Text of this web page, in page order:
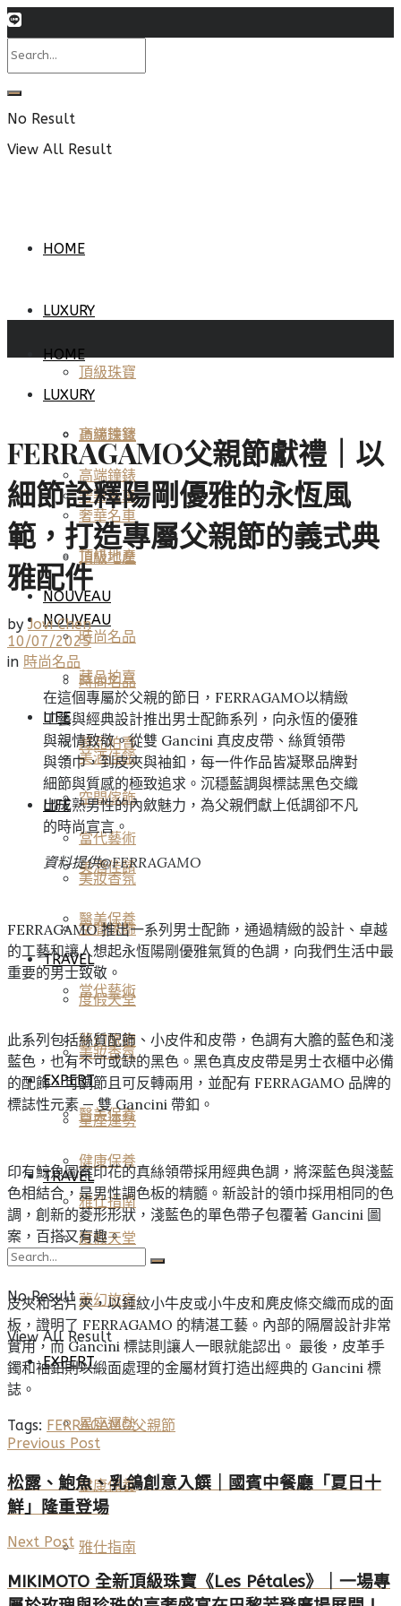
No Result
View All Result
HOME
LUXURY
頂級珠寶
高端鐘錶
奢華名車
頂級地產
NOUVEAU
時尚名品
藏品拍賣
LIFE
美酒佳餚
空間傢飾
當代藝術
美妝香氛
醫美保養
TRAVEL
度假天堂
夢幻旅宿
EXPERT
星座運勢
健康保養
雅仕指南
HOME
LUXURY
頂級珠寶
高端鐘錶
奢華名車
頂級地產
NOUVEAU
時尚名品
藏品拍賣
LIFE
美酒佳餚
空間傢飾
當代藝術
美妝香氛
醫美保養
TRAVEL
度假天堂
夢幻旅宿
EXPERT
星座運勢
健康保養
雅仕指南
No Result
View All Result
FERRAGAMO父親節獻禮｜以
細節詮釋陽剛優雅的永恆風
範，打造專屬父親節的義式典
雅配件
by Jovi Chen
10/07/2025
in 時尚名品
在這個專屬於父親的節日，FERRAGAMO以精緻
工藝與經典設計推出男士配飾系列，向永恆的優雅
與親情致敬。從雙 Gancini 真皮皮帶、絲質領帶
與領巾，到皮夾與袖釦，每一件作品皆凝聚品牌對
細節與質感的極致追求。沉穩藍調與標誌黑色交織
出成熟男性的內斂魅力，為父親們獻上低調卻不凡
的時尚宣言。
資料提供@FERRAGAMO
FERRAGAMO 推出一系列男士配飾，通過精緻的設計、卓越
的工藝和讓人想起永恆陽剛優雅氣質的色調，向我們生活中最
重要的男士致敬。
此系列包括絲質配飾、小皮件和皮帶，色調有大膽的藍色和淺
藍色，也有不可或缺的黑色。黑色真皮皮帶是男士衣櫃中必備
的配飾，可調節且可反轉兩用，並配有 FERRAGAMO 品牌的
標誌性元素 — 雙 Gancini 帶釦。
印有鯨魚圖案印花的真絲領帶採用經典色調，將深藍色與淺藍
色相結合，是男性調色板的精髓。新設計的領巾採用相同的色
調，創新的菱形形狀，淺藍色的單色帶子包覆著 Gancini 圖
案，百搭又有趣。
皮夾和名片夾，以錘紋小牛皮或小牛皮和麂皮條交織而成的面
板，證明了 FERRAGAMO 的精湛工藝。內部的隔層設計非常
實用，而 Gancini 標誌則讓人一眼就能認出。 最後，皮革手
鐲和袖釦則以緞面處理的金屬材質打造出經典的 Gancini 標
誌。
Tags: FERRAGAMO父親節
Previous Post
松露、鮑魚、乳鴿創意入饌｜國賓中餐廳「夏日十
鮮」隆重登場
Next Post
MIKIMOTO 全新頂級珠寶《Les Pétales》｜一場專